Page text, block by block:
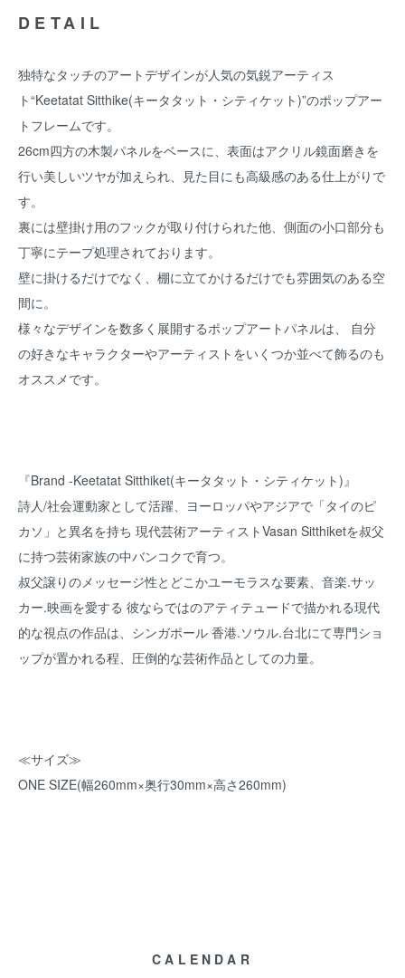
DETAIL
独特なタッチのアートデザインが人気の気鋭アーティス
ト“Keetatat Sitthike(キータタット・シティケット)”のポップアー
トフレームです。
26cm四方の木製パネルをベースに、表面はアクリル鏡面磨きを
行い美しいツヤが加えられ、見た目にも高級感のある仕上がりで
す。
裏には壁掛け用のフックが取り付けられた他、側面の小口部分も
丁寧にテープ処理されております。
壁に掛けるだけでなく、棚に立てかけるだけでも雰囲気のある空
間に。
様々なデザインを数多く展開するポップアートパネルは、 自分
の好きなキャラクターやアーティストをいくつか並べて飾るのも
オススメです。
『Brand -Keetatat Sitthiket(キータタット・シティケット)』
詩人/社会運動家として活躍、ヨーロッパやアジアで「タイのピ
カソ」と異名を持ち 現代芸術アーティストVasan Sitthiketを叔父
に持つ芸術家族の中バンコクで育つ。
叔父譲りのメッセージ性とどこかユーモラスな要素、音楽.サッ
カー.映画を愛する 彼ならではのアティテュードで描かれる現代
的な視点の作品は、シンガポール 香港.ソウル.台北にて専門ショ
ップが置かれる程、圧倒的な芸術作品としての力量。
≪サイズ≫
ONE SIZE(幅260mm×奥行30mm×高さ260mm)
CALENDAR